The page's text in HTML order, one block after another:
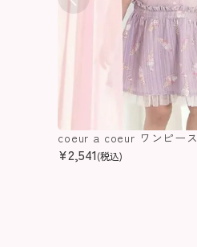
coeur a coeur ワンピース
¥2,541(税込)